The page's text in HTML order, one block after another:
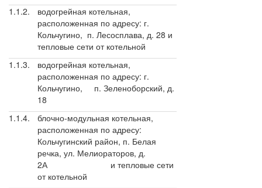
1.1.2.
водогрейная котельная,
расположенная по адресу: г.
Кольчугино, п. Лесосплава, д. 28 и
тепловые сети от котельной
1.1.3.
водогрейная котельная,
расположенная по адресу: г.
Кольчугино, п. Зеленоборский, д.
18
1.1.4.
блочно-модульная котельная,
расположенная по адресу:
Кольчугинский район, п. Белая
речка, ул. Мелиораторов, д.
2А и тепловые сети
от котельной